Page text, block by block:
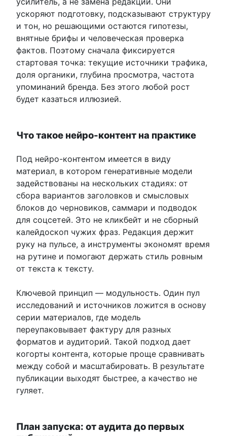
ускоряют подготовку, подсказывают структуру
и тон, но решающими остаются гипотезы,
внятные брифы и человеческая проверка
фактов. Поэтому сначала фиксируется
стартовая точка: текущие источники трафика,
доля органики, глубина просмотра, частота
упоминаний бренда. Без этого любой рост
будет казаться иллюзией.
Что такое нейро-контент на практике
Под нейро-контентом имеется в виду
материал, в котором генеративные модели
задействованы на нескольких стадиях: от
сбора вариантов заголовков и смысловых
блоков до черновиков, саммари и подводок
для соцсетей. Это не кликбейт и не сборный
калейдоскоп чужих фраз. Редакция держит
руку на пульсе, а инструменты экономят время
на рутине и помогают держать стиль ровным
от текста к тексту.
Ключевой принцип — модульность. Один пул
исследований и источников ложится в основу
серии материалов, где модель
переупаковывает фактуру для разных
форматов и аудиторий. Такой подход дает
когорты контента, которые проще сравнивать
между собой и масштабировать. В результате
публикации выходят быстрее, а качество не
гуляет.
План запуска: от аудита до первых